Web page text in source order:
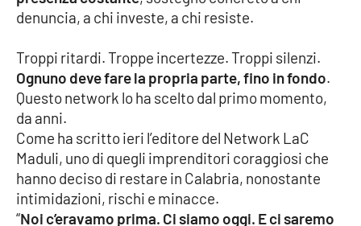
Crotone
Reggio Calabria
Cosenza
Lamezia Terme
denuncia, a chi investe, a chi resiste.
Troppi ritardi. Troppe incertezze. Troppi silenzi.
Ognuno deve fare la propria parte, fino in fondo.
Questo network lo ha scelto dal primo momento,
da anni.
Come ha scritto ieri l’editore del Network LaC
Maduli, uno di quegli imprenditori coraggiosi che
hanno deciso di restare in Calabria, nonostante
intimidazioni, rischi e minacce.
“Noi c’eravamo prima. Ci siamo oggi. E ci saremo